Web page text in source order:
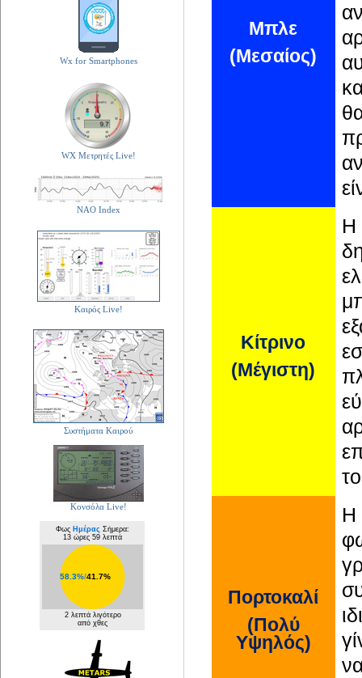
Wx for Smartphones
WX Μετρητές Live!
NAO Index
Καιρός Live!
Συστήματα Καιρού
Κονσόλα Live!
Φως Ημέρας Σήμερα:
13 ώρες 59 λεπτά
58.3%/41.7%
2 λεπτά λιγότερο
από χθες
Μπλε
(Μεσαίος)
Κίτρινο
(Μέγιστη)
Η
Πορτοκαλί
(Πολύ
Υψηλός)
Η